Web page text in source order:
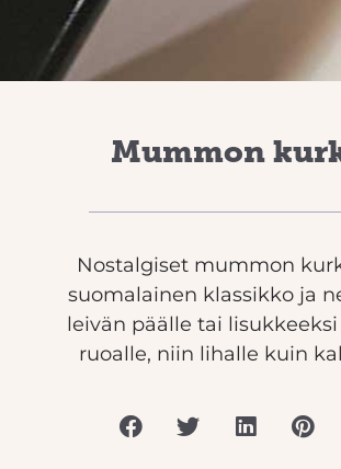
Mummon
Nostalgiset mummon
suomalainen klassikko ja
leivän päälle tai
ruoalle, niin lihalle kuin